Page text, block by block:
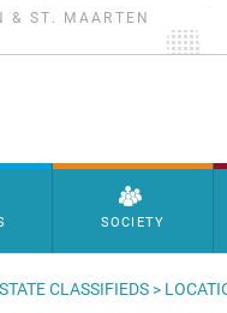
& ST. MAARTEN
SOCIETY
CLASSIFIEDS >